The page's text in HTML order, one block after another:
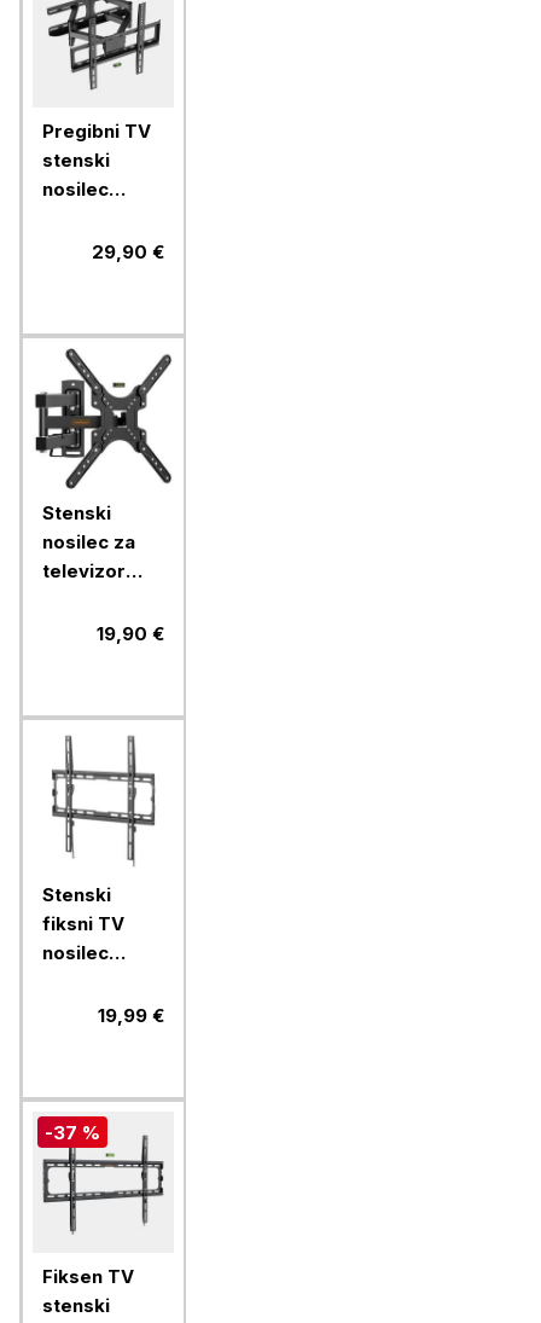
Pregibni TV
stenski
nosilec
56'', do 45
29,90 €
Stenski
nosilec za
televizor
popolnim19,90 €
Stenski
fiksni TV
nosilec
MANHATTAN,
tanek
19,99 €
-37 %
Fiksen TV
stenski